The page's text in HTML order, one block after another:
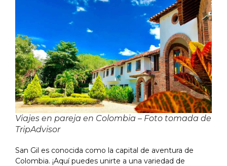
Viajes en pareja en Colombia – Foto tomada de
TripAdvisor
San Gil es conocida como la capital de aventura de
Colombia. ¡Aquí puedes unirte a una variedad de